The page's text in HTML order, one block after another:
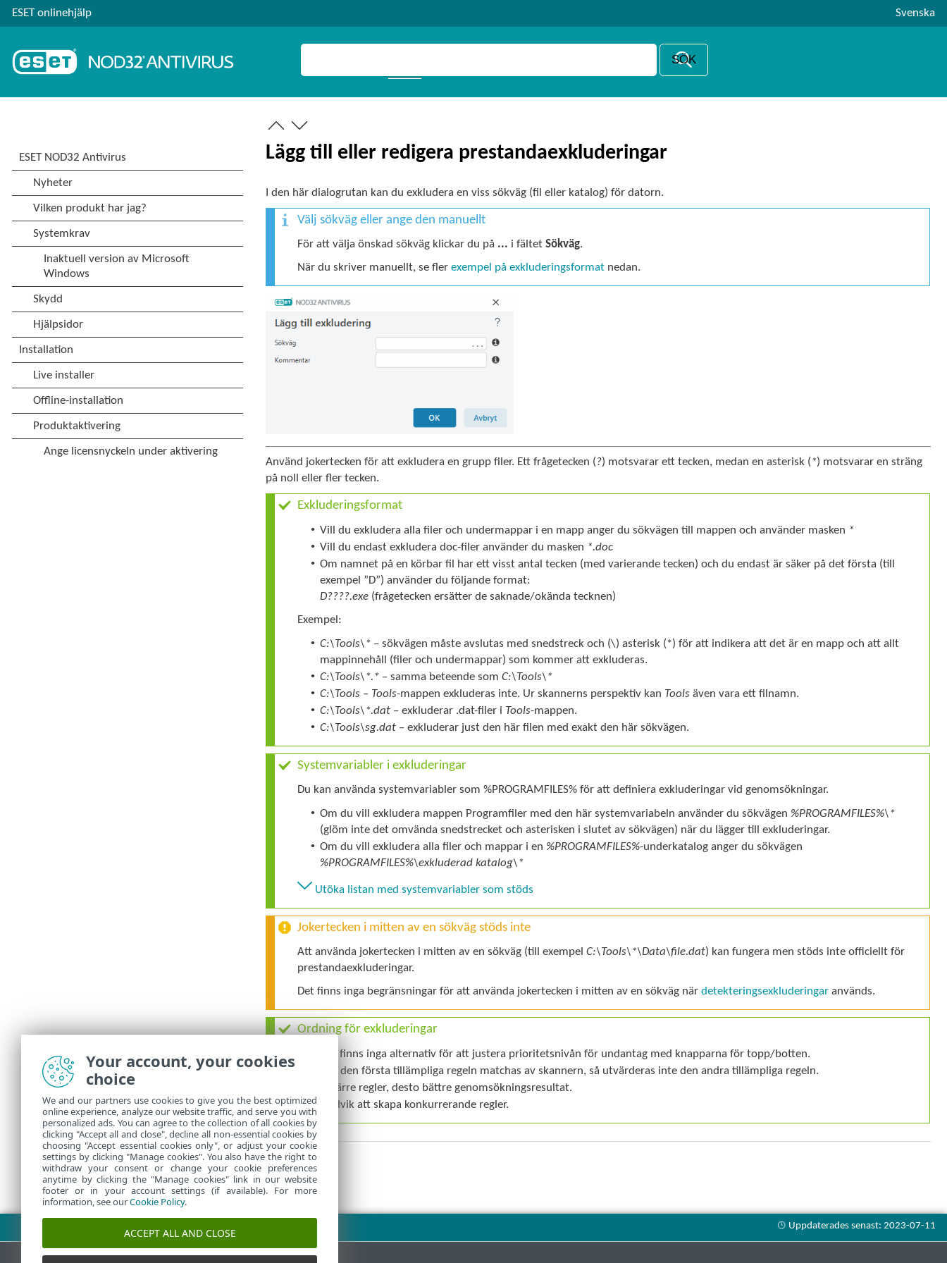
ESET onlinehjälp Svenska
Lägg till eller redigera prestandaexkluderingar
I den här dialogrutan kan du exkludera en viss sökväg (fil eller katalog) för datorn.
Välj sökväg eller ange den manuellt
För att välja önskad sökväg klickar du på ... i fältetSökväg.
När du skriver manuellt, se flerexempel på exkluderingsformat nedan.
Använd jokertecken för att exkludera en grupp filer. Ett frågetecken (?) motsvarar ett tecken, medan en asterisk (*) motsvarar en sträng
på noll eller fler tecken.
Exkluderingsformat
• Vill du exkludera alla filer och undermappar i en mapp anger du sökvägen till mappen och använder masken *
• Vill du endast exkludera doc-filer använder du masken *.doc
• Om namnet på en körbar fil har ett visst antal tecken (med varierande tecken) och du endast är säker på det första (till
exempel ”D”) använder du följande format:
D????.exe (frågetecken ersätter de saknade/okända tecknen)
Exempel:
• C:\Tools\* – sökvägen måste avslutas med snedstreck och (\) asterisk (*) för att indikera att det är en mapp och att allt
mappinnehåll (filer och undermappar) som kommer att exkluderas.
• C:\Tools\*.* – samma beteende somC:\Tools\*
• C:\Tools – Tools-mappen exkluderas inte. Ur skannerns perspektiv kan Tools även vara ett filnamn.
• C:\Tools\*.dat – exkluderar .dat-filer i Tools-mappen.
• C:\Tools\sg.dat – exkluderar just den här filen med exakt den här sökvägen.
Systemvariabler i exkluderingar
Du kan använda systemvariabler som %PROGRAMFILES% för att definiera exkluderingar vid genomsökningar.
• Om du vill exkludera mappen Programfiler med den här systemvariabeln använder du sökvägen %PROGRAMFILES%\*
(glöm inte det omvända snedstrecket och asterisken i slutet av sökvägen) när du lägger till exkluderingar.
• Om du vill exkludera alla filer och mappar i en %PROGRAMFILES%-underkatalog anger du sökvägen
%PROGRAMFILES%\exkluderad katalog\*
Utöka listan med systemvariabler som stöds
Jokertecken i mitten av en sökväg stöds inte
Att använda jokertecken i mitten av en sökväg (till exempelC:\Tools\*\Data\file.dat) kan fungera men stöds inte officiellt för
prestandaexkluderingar.
Det finns inga begränsningar för att använda jokertecken i mitten av en sökväg närdetekteringsexkluderingar används.
Ordning för exkluderingar
Det finns inga alternativ för att justera prioritetsnivån för undantag med knapparna för topp/botten.
När den första tillämpliga regeln matchas av skannern, så utvärderas inte den andra tillämpliga regeln.
Ju färre regler, desto bättre genomsökningsresultat.
• Undvik att skapa konkurrerande regler.
Your account, your cookies
choice
We and our partners use cookies to give you the best optimized
online experience, analyze our website traffic, and serve you with
personalized ads. You can agree to the collection of all cookies by
clicking "Accept all and close", decline all non-essential cookies by
choosing "Accept essential cookies only", or adjust your cookie
settings by clicking "Manage cookies". You also have the right to
withdraw your consent or change your cookie preferences
anytime by clicking the "Manage cookies" link in our website
footer or in your account settings (if available). For more
information, see ourCookie Policy.
ACCEPT ALL AND CLOSE